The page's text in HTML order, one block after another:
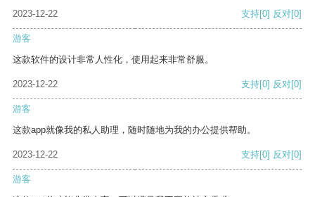
2023-12-22
支持[0] 反对[0]
游客
这款软件的设计非常人性化，使用起来非常舒服。
2023-12-22 支持[0] 反对[0]
游客
这款app就像我的私人助理，随时随地为我的办公提供帮助。
2023-12-22 支持[0] 反对[0]
游客